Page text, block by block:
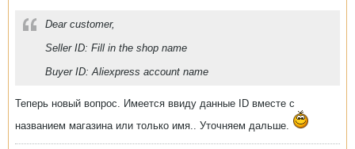
Dear customer,
Seller ID: Fill in the shop name
Buyer ID: Aliexpress account name
Теперь новый вопрос. Имеется ввиду данные ID вместе с
названием магазина или только имя.. Уточняем дальше.